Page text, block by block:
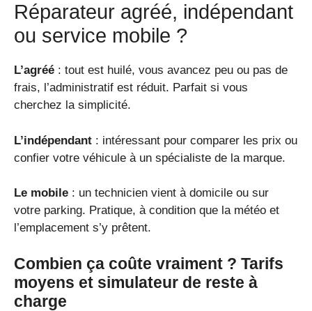
Réparateur agréé, indépendant
ou service mobile ?
L’agréé : tout est huilé, vous avancez peu ou pas de
frais, l’administratif est réduit. Parfait si vous
cherchez la simplicité.
L’indépendant : intéressant pour comparer les prix ou
confier votre véhicule à un spécialiste de la marque.
Le mobile : un technicien vient à domicile ou sur
votre parking. Pratique, à condition que la météo et
l’emplacement s’y prêtent.
Combien ça coûte vraiment ? Tarifs
moyens et simulateur de reste à
charge